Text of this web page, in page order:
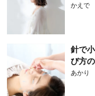
かえで
針で
び方
あかり